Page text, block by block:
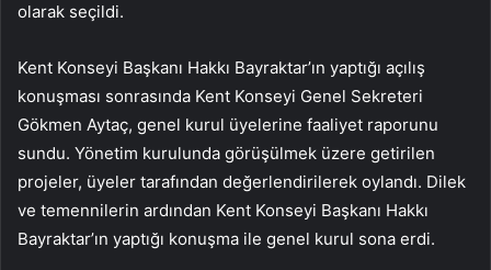
olarak seçildi.
Kent Konseyi Başkanı Hakkı Bayraktar’ın yaptığı açılış
konuşması sonrasında Kent Konseyi Genel Sekreteri
Gökmen Aytaç, genel kurul üyelerine faaliyet raporunu
sundu. Yönetim kurulunda görüşülmek üzere getirilen
projeler, üyeler tarafından değerlendirilerek oylandı. Dilek
ve temennilerin ardından Kent Konseyi Başkanı Hakkı
Bayraktar’ın yaptığı konuşma ile genel kurul sona erdi.